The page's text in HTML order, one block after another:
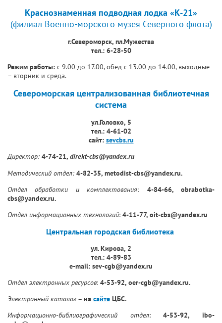
Краснознаменная подводная лодка «К-21»
(филиал Военно-морского музея Северного флота)
г.Североморск, пл.Мужества
тел.: 6-28-50
Режим работы: с 9.00 до 17.00, обед с 13.00 до 14.00, выходные
– вторник и среда.
Североморская централизованная библиотечная
система
ул.Головко, 5
тел.: 4-61-02
сайт: sevcbs.ru
Директор: 4-74-21, direkt-cbs@yandex.ru
Методический отдел: 4-82-35, metodist-cbs@yandex.ru.
Отдел обработки и комплектования:
4-84-66, obrabotka-
cbs@yandex.ru.
Отдел информационных технологий: 4-11-77, oit-cbs@yandex.ru
Центральная городская библиотека
ул. Кирова, 2
тел.: 4-89-83
e-mail: sev-cgb@yandex.ru
Отдел электронных ресурсов: 4-53-92, oer-cgb@yandex.ru.
Электронный каталог – на сайте ЦБС.
Информационно-библиографический отдел:4-53-92, ibo-